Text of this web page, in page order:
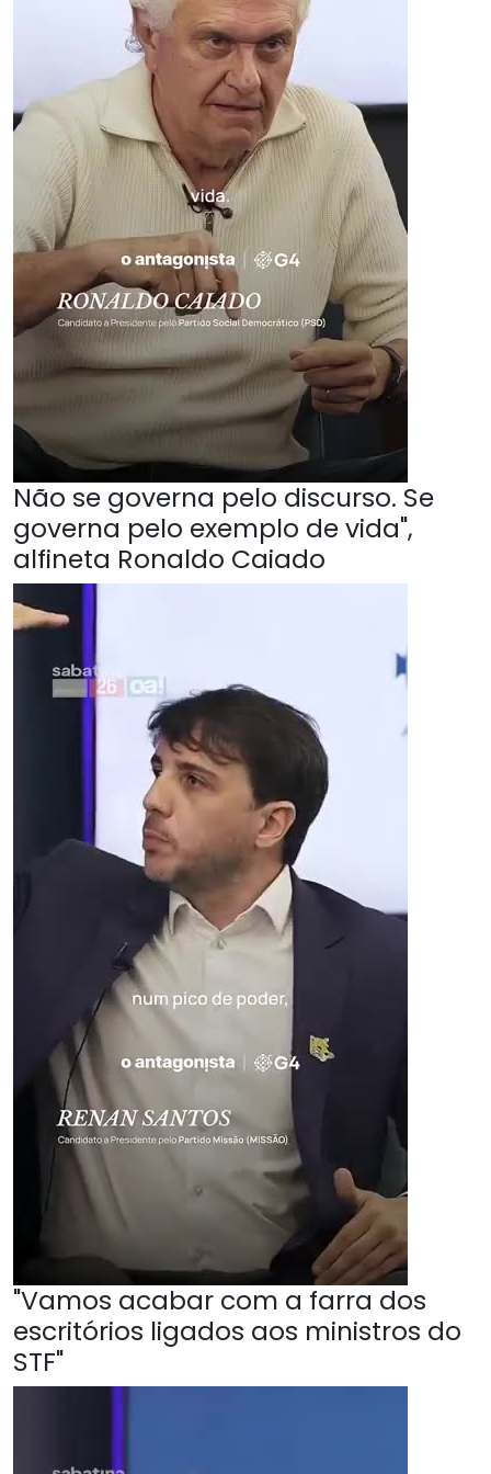
Não se governa pelo discurso. Se
governa pelo exemplo de vida",
alfineta Ronaldo Caiado
"Vamos acabar com a farra dos
escritórios ligados aos ministros do
STF"